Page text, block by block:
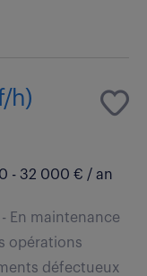
h)
- 32 000 € / an
En maintenance
opérations
défectueux